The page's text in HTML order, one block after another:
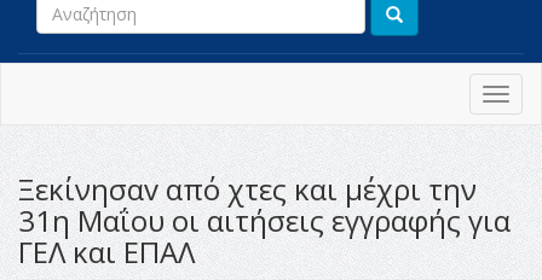
Ξεκίνησαv από χτες και μέχρι την
31η Μαΐου οι αιτήσεις εγγραφής για
ΓΕΛ και ΕΠΑΛ